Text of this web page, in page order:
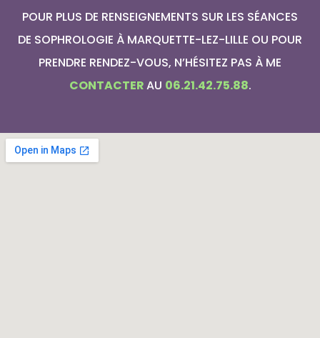
POUR PLUS DE RENSEIGNEMENTS SUR LES SÉANCES
DE SOPHROLOGIE À MARQUETTE-LEZ-LILLE OU POUR
PRENDRE RENDEZ-VOUS, N’HÉSITEZ PAS À ME
CONTACTERAU 06.21.42.75.88.